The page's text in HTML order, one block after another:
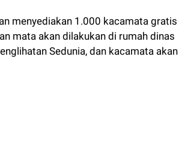
menyediakan 1.000 kacamata gratis
mata akan dilakukan di rumah dinas
Sedunia, dan kacamata akan